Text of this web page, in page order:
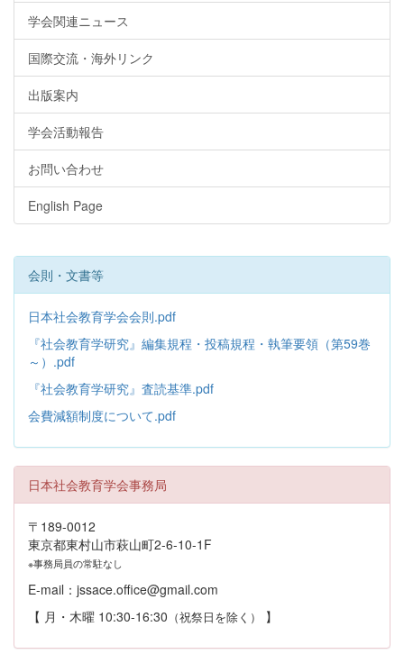
学会関連ニュース
国際交流・海外リンク
出版案内
学会活動報告
お問い合わせ
English Page
会則・文書等
日本社会教育学会会則.pdf
『社会教育学研究』編集規程・投稿規程・執筆要領（第59巻
～）.pdf
『社会教育学研究』査読基準.pdf
会費減額制度について.pdf
日本社会教育学会事務局
〒189-0012
東京都東村山市萩山町2-6-10-1F
※事務局員の常駐なし
E-mail：jssace.office@gmail.com
【 月・木曜 10:30-16:30 （祝祭日を除く） 】